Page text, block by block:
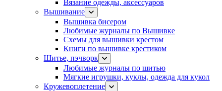
Вязание одежды, аксессуаров
Вышивание
Вышивка бисером
Любимые журналы по Вышивке
Схемы для вышивки крестом
Книги по вышивке крестиком
Шитье, пэчворк
Любимые журналы по шитью
Мягкие игрушки, куклы, одежда для кукол
Кружевоплетение